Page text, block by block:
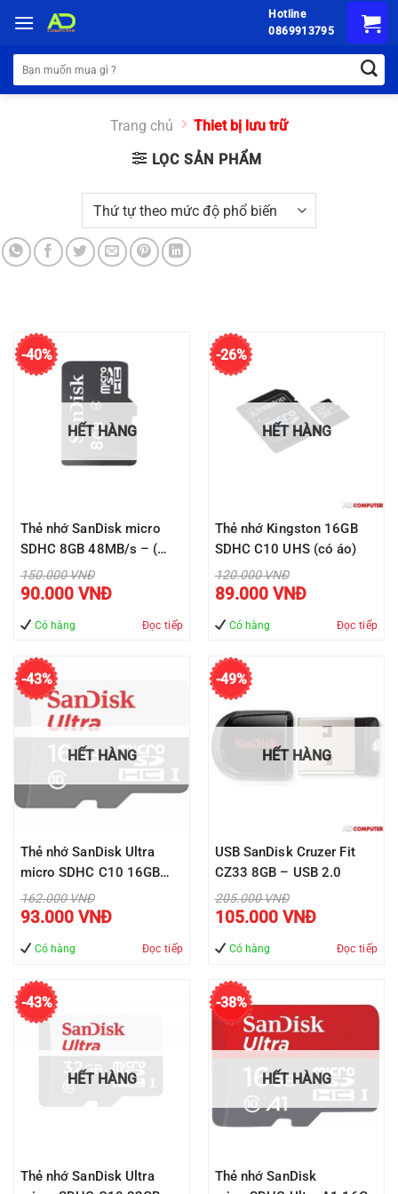
đến
nội
dung
Hotline
0869913795
Tìm
kiếm:
Trang chủ
Thiet bị lưu trữ
LỌC SẢN PHẨM
-40%
HẾT HÀNG
Thẻ nhớ SanDisk micro
SDHC 8GB 48MB/s – (
SDSDQM-008G-B35 )
150.000VNĐ
Giá
gốc
là:
90.000 VNĐ
90.000 VNĐ.
Có hàng Đọc tiếp
-26%
HẾT HÀNG
Thẻ nhớ Kingston 16GB
SDHC C10 UHS (có áo)
120.000VNĐ
Giá
gốc
là:
89.000 VNĐ
89.000 VNĐ.
Có hàng Đọc tiếp
-43%
HẾT HÀNG
Thẻ nhớ SanDisk Ultra
micro SDHC C10 16GB
80MB/s ( SDSQUNS-
016G-GN3MN )
162.000VNĐ
Giá
gốc
là:
93.000 VNĐ
93.000 VNĐ.
Có hàng Đọc tiếp
-49%
HẾT HÀNG
USB SanDisk Cruzer Fit
CZ33 8GB – USB 2.0
205.000VNĐ
Giá
gốc
là:
105.000 VNĐ
105.000
Có hàng Đọc tiếp
-43%
HẾT HÀNG
Thẻ nhớ SanDisk Ultra
-38%
HẾT HÀNG
Thẻ nhớ SanDisk